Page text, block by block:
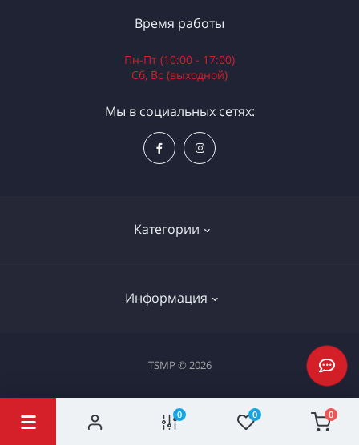
0 0 0
Категории
Электроинструменты
Станки и проф. оборудование
Информация
Доставка и оплата
Политика конфиденциальности
Время работы
Пн-Пт (10:00 - 17:00)
Сб, Вс (выходной)
Мы в социальных сетях:
TSMP © 2026